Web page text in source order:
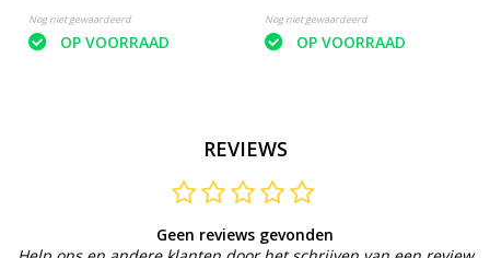
Nog niet gewaardeerd
OP VOORRAAD
Nog niet gewaardeerd
OP VOORRAAD
REVIEWS
Geen reviews gevonden